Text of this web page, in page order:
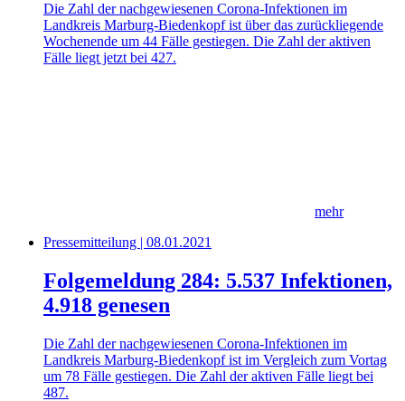
Die Zahl der nachgewiesenen Corona-Infektionen im
Landkreis Marburg-Biedenkopf ist über das zurückliegende
Wochenende um 44 Fälle gestiegen. Die Zahl der aktiven
Fälle liegt jetzt bei 427.
mehr
Pressemitteilung | 08.01.2021
Folgemeldung 284: 5.537 Infektionen,
4.918 genesen
Die Zahl der nachgewiesenen Corona-Infektionen im
Landkreis Marburg-Biedenkopf ist im Vergleich zum Vortag
um 78 Fälle gestiegen. Die Zahl der aktiven Fälle liegt bei
487.